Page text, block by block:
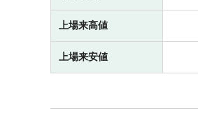
上場来高値
上場来安値